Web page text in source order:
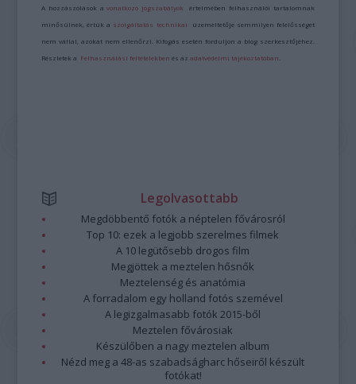
A hozzászólások avonatkozó jogszabályok értelmében felhasználói tartalomnak
minősülnek, értük a szolgáltatás technikai üzemeltetője semmilyen felelősséget
nem vállal, azokat nem ellenőrzi. Kifogás esetén forduljon a blog szerkesztőjéhez.
Részletek a Felhasználási feltételekben és azadatvédelmi tájékoztatóban
Legolvasottabb
Megdöbbentő fotók a néptelen fővárosról
Top 10: ezek a legjobb szerelmes filmek
A 10 legütősebb drogos film
Megjöttek a meztelen hősnők
Meztelenség és anatómia
A forradalom egy holland fotós szemével
A legizgalmasabb fotók 2015-ből
Meztelen fővárosiak
Készülőben a nagy meztelen album
Nézd meg a 48-as szabadságharc hőseiről készült
fotókat!